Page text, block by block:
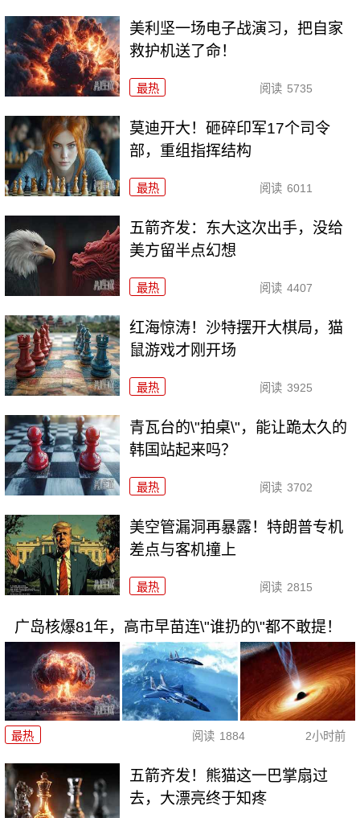
美利坚一场电子战演习，把自家
救护机送了命！
最热 阅读 5735
莫迪开大！砸碎印军17个司令
部，重组指挥结构
最热 阅读 6011
五箭齐发：东大这次出手，没给
美方留半点幻想
最热 阅读 4407
红海惊涛！沙特摆开大棋局，猫
鼠游戏才刚开场
最热 阅读 3925
青瓦台的\"拍桌\"，能让跪太久的
韩国站起来吗？
最热 阅读 3702
美空管漏洞再暴露！特朗普专机
差点与客机撞上
最热 阅读 2815
广岛核爆81年，高市早苗连\"谁扔的\"都不敢提！
最热 阅读 1884 2小时前
五箭齐发！熊猫这一巴掌扇过
去，大漂亮终于知疼